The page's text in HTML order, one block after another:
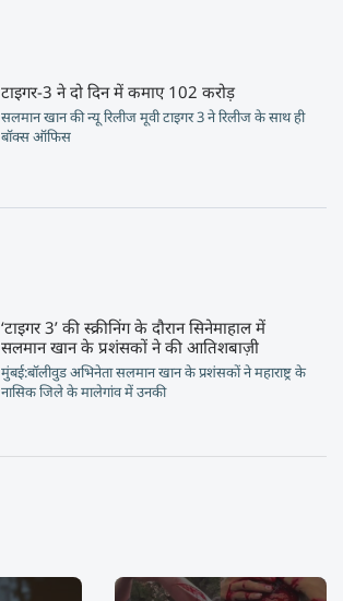
टाइगर-3 ने दो दिन में कमाए 102 करोड़
सलमान खान की न्यू रिलीज मूवी टाइगर 3 ने रिलीज के साथ ही
बॉक्स ऑफिस
‘टाइगर 3’ की स्क्रीनिंग के दौरान सिनेमाहाल में
सलमान खान के प्रशंसकों ने की आतिशबाज़ी
मुंबई:बॉलीवुड अभिनेता सलमान खान के प्रशंसकों ने महाराष्ट्र के
नासिक जिले के मालेगांव में उनकी